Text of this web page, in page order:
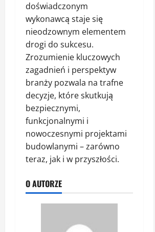
doświadczonym
wykonawcą staje się
nieodzownym elementem
drogi do sukcesu.
Zrozumienie kluczowych
zagadnień i perspektyw
branży pozwala na trafne
decyzje, które skutkują
bezpiecznymi,
funkcjonalnymi i
nowoczesnymi projektami
budowlanymi – zarówno
teraz, jak i w przyszłości.
O AUTORZE